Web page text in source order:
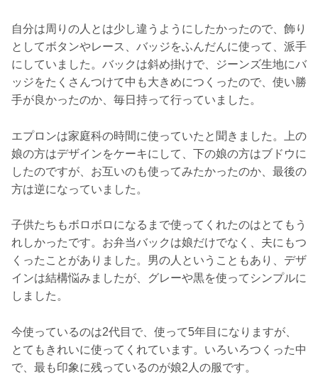
自分は周りの人とは少し違うようにしたかったので、飾り
としてボタンやレース、バッジをふんだんに使って、派手
にしていました。バックは斜め掛けで、ジーンズ生地にバ
ッジをたくさんつけて中も大きめにつくったので、使い勝
手が良かったのか、毎日持って行っていました。
エプロンは家庭科の時間に使っていたと聞きました。上の
娘の方はデザインをケーキにして、下の娘の方はブドウに
したのですが、お互いのも使ってみたかったのか、最後の
方は逆になっていました。
子供たちもボロボロになるまで使ってくれたのはとてもう
れしかったです。お弁当バックは娘だけでなく、夫にもつ
くったことがありました。男の人ということもあり、デザ
インは結構悩みましたが、グレーや黒を使ってシンプルに
しました。
今使っているのは2代目で、使って5年目になりますが、
とてもきれいに使ってくれています。いろいろつくった中
で、最も印象に残っているのが娘2人の服です。